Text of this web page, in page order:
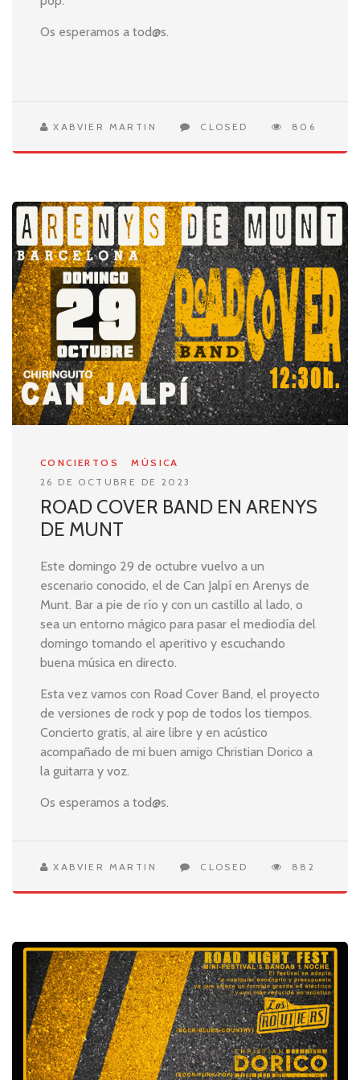
Os esperamos a tod@s.
XABVIER MARTIN CLOSED 806
CONCIERTOS
MÚSICA
26 DE OCTUBRE DE 2023
ROAD COVER BAND EN ARENYS
DE MUNT
Este domingo 29 de octubre vuelvo a un
escenario conocido, el de Can Jalpí en Arenys de
Munt. Bar a pie de río y con un castillo al lado, o
sea un entorno mágico para pasar el mediodía del
domingo tomando el aperitivo y escuchando
buena música en directo.
Esta vez vamos con Road Cover Band, el proyecto
de versiones de rock y pop de todos los tiempos.
Concierto gratis, al aire libre y en acústico
acompañado de mi buen amigo Christian Dorico a
la guitarra y voz.
Os esperamos a tod@s.
XABVIER MARTIN CLOSED 882